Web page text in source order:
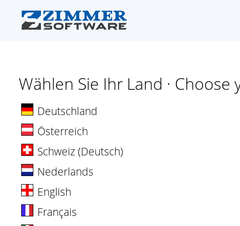
Wählen Sie Ihr Land ·
Deutschland
Österreich
Schweiz (Deutsch)
Nederlands
English
Français